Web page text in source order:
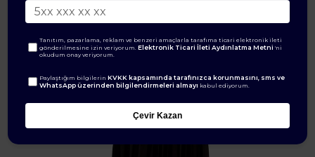
Tanıtım, pazarlama, reklam ve benzeri amaçlarla tarafıma ticari elektronik ileti
gönderilmesine izin veriyorum.Elektronik Ticari İleti Aydınlatma Metni 'ni
okudum onay veriyorum.
Paylaştığım bilgilerinKVKK kapsamında tarafınızca korunmasını, sms ve
WhatsApp üzerinden bilgilendirmeleri almayı kabul ediyorum.
Çevir Kazan